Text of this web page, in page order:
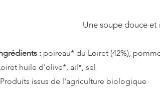
Une soupe douce
: poireau* du Loiret (42%),
huile d'olive*, ail*, sel
issus de l'agriculture biologique